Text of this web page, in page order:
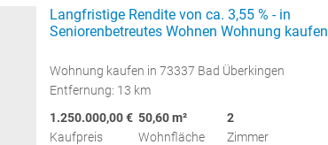
Langfristige Rendite von ca. 3,55 % - in
Seniorenbetreutes Wohnen Wohnung kaufen
Wohnung kaufen in 73337 Bad Überkingen
Entfernung: 13 km
1.250.000,00 €
Kaufpreis
50,60 m²
Wohnfläche
2
Zimmer